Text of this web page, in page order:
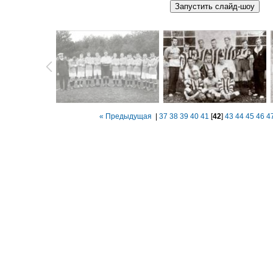
« Предыдущая 37 38 39 40 41 [42] 43 44 45 46